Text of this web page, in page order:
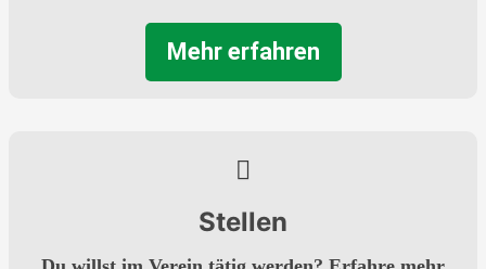
Mehr erfahren
Stellen